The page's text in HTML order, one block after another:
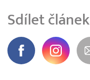
Sdílet článek